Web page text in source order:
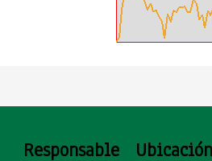
Responsable Ubicación